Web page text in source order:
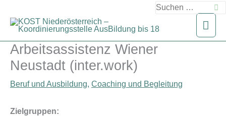
Inhalt
springen
Suchen
Arbeitsassistenz Wiener
Neustadt (inter.work)
Beruf und Ausbildung, Coaching und Begleitung
Zielgruppen: